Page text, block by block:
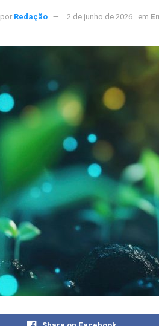
por Redação 2 de junho de 2026 em